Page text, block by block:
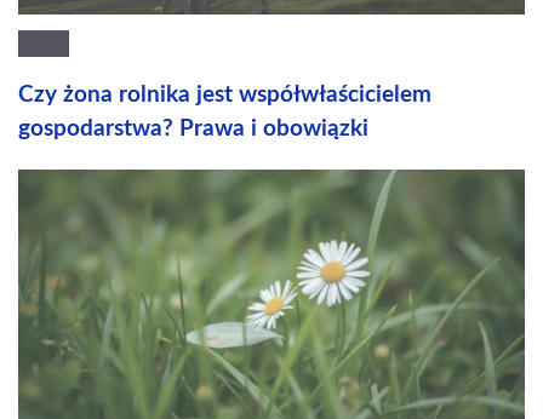
Czy żona rolnika jest współwłaścicielem
gospodarstwa? Prawa i obowiązki